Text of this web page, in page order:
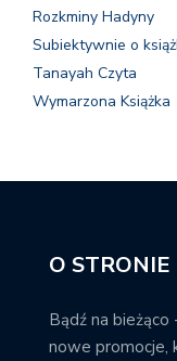
Rozkminy Hadyny
Subiektywnie o
Tanayah Czyta
Wymarzona Książka
O STRONIE
Bądź na bieżąco
nowe promocje,